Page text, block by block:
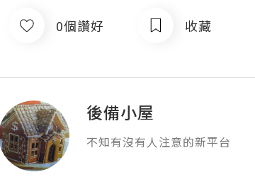
0個讚好 收藏
後備小屋
不知有沒有人注意的新平台